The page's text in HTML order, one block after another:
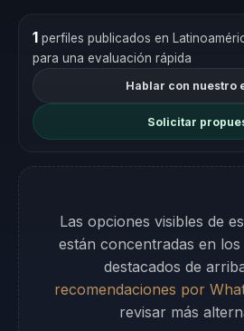
1 perfiles publicados en
para una evaluación rápida
Hablar con nuestro
Solicitar
Las opciones visibles de
están concentradas en
destacados de
recomendaciones por
revisar más